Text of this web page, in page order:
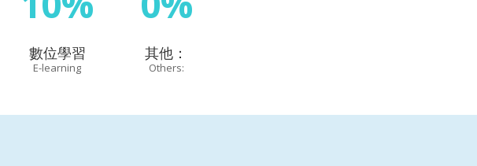
數位學習
E-learning
其他：
Others: